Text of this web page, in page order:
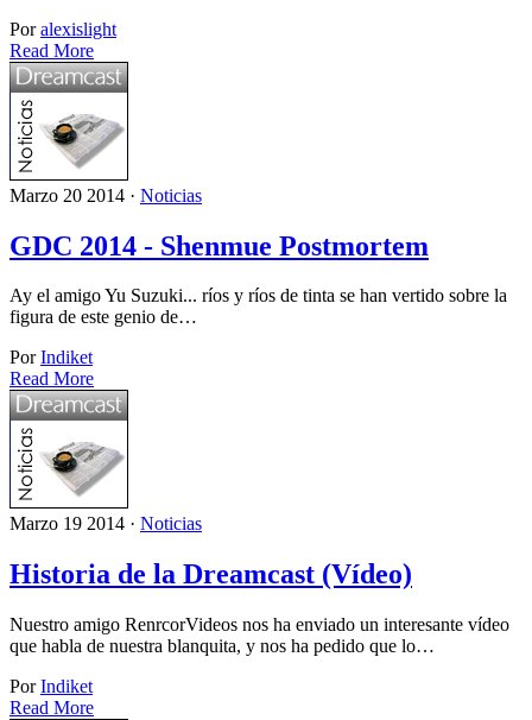
Poralexislight
Read More
Marzo 20 2014 · Noticias
GDC 2014 - Shenmue Postmortem
Ay el amigo Yu Suzuki... ríos y ríos de tinta se han vertido sobre la
figura de este genio de…
PorIndiket
Read More
Marzo 19 2014 · Noticias
Historia de la Dreamcast (Vídeo)
Nuestro amigo RenrcorVideos nos ha enviado un interesante vídeo
que habla de nuestra blanquita, y nos ha pedido que lo…
PorIndiket
Read More